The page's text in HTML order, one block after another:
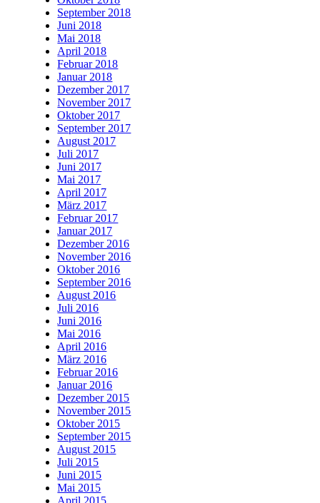
September 2018
Juni 2018
Mai 2018
April 2018
Februar 2018
Januar 2018
Dezember 2017
November 2017
Oktober 2017
September 2017
August 2017
Juli 2017
Juni 2017
Mai 2017
April 2017
März 2017
Februar 2017
Januar 2017
Dezember 2016
November 2016
Oktober 2016
September 2016
August 2016
Juli 2016
Juni 2016
Mai 2016
April 2016
März 2016
Februar 2016
Januar 2016
Dezember 2015
November 2015
Oktober 2015
September 2015
August 2015
Juli 2015
Juni 2015
Mai 2015